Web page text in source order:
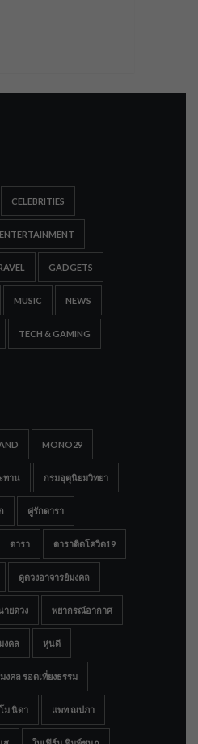
CELEBRITIES
ENTERTAINMENT
GADGETS
MUSIC NEWS
TECH & GAMING
MONO29
ทาน กรมอุตุนิยมวิทยา
คู่รักดารา
ดารา ดาราติดโควิด19
ดูดวงอาจารย์มงคล
ายดวง พยากรณ์อากาศ
งคล หุ่นดี
งคล รอดเที่ยงธรรม
ม นิดา แพท ณปภา